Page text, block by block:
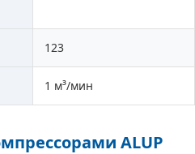
123
1 м³/мин
ALUP